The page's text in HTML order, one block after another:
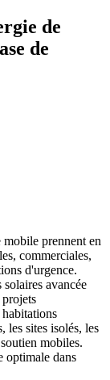
de
de
mobile prennent en
commerciales,
d'urgence.
avancée
les sites isolés, les
mobiles.
optimale dans